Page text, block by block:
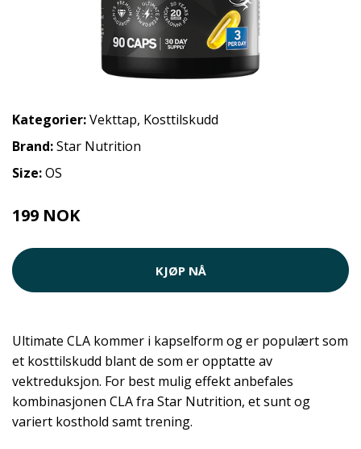
Kategorier:Vekttap, Kosttilskudd
Brand:Star Nutrition
Size:OS
199 NOK
KJØP NÅ
Ultimate CLA kommer i kapselform og er populært som
et kosttilskudd blant de som er opptatte av
vektreduksjon. For best mulig effekt anbefales
kombinasjonen CLA fra Star Nutrition, et sunt og
variert kosthold samt trening.